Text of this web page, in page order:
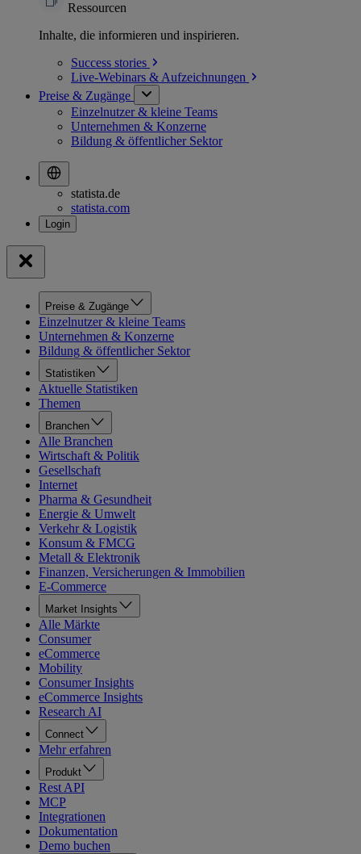
Ressourcen
Inhalte, die informieren und inspirieren.
Success stories
Live-Webinars & Aufzeichnungen
Preise & Zugänge
Einzelnutzer & kleine Teams
Unternehmen & Konzerne
Bildung & öffentlicher Sektor
statista.de
statista.com
Preise & Zugänge
Einzelnutzer & kleine Teams
Unternehmen & Konzerne
Bildung & öffentlicher Sektor
Statistiken
Aktuelle Statistiken
Themen
Branchen
Alle Branchen
Wirtschaft & Politik
Gesellschaft
Internet
Pharma & Gesundheit
Energie & Umwelt
Verkehr & Logistik
Konsum & FMCG
Metall & Elektronik
Finanzen, Versicherungen & Immobilien
E-Commerce
Market Insights
Alle Märkte
Consumer
eCommerce
Mobility
Consumer Insights
eCommerce Insights
Research AI
Connect
Mehr erfahren
Produkt
Rest API
MCP
Integrationen
Dokumentation
Demo buchen